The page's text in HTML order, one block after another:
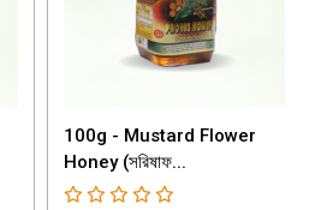
100g - Mustard Flower
Honey (সরিষাফ...